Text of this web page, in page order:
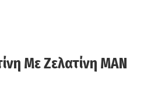
Με Ζελατίνη MAN